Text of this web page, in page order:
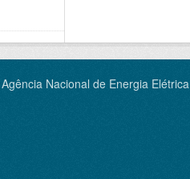
Nacional de Energia Elétrica